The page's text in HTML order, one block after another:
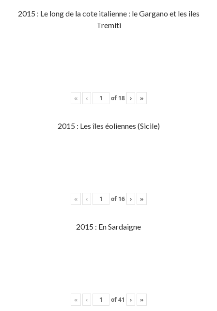
2015 : Le long de la cote italienne : le Gargano et les iles
Tremiti
« ‹ of 18 › »
2015 : Les îles éoliennes (Sicile)
« ‹ of 16 › »
2015 : En Sardaigne
« ‹ of41 › »